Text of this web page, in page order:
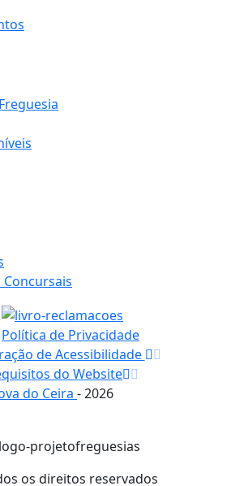
Política de Privacidade
de Acessibilidade
do Website
do Ceira - 2026
os direitos reservados